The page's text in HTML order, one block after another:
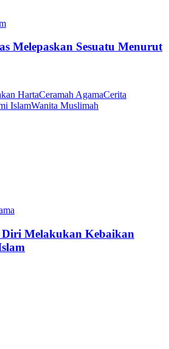
Melepaskan Sesuatu Menurut
HartaCeramah AgamaCerita
IslamWanita Muslimah
Diri Melakukan Kebaikan